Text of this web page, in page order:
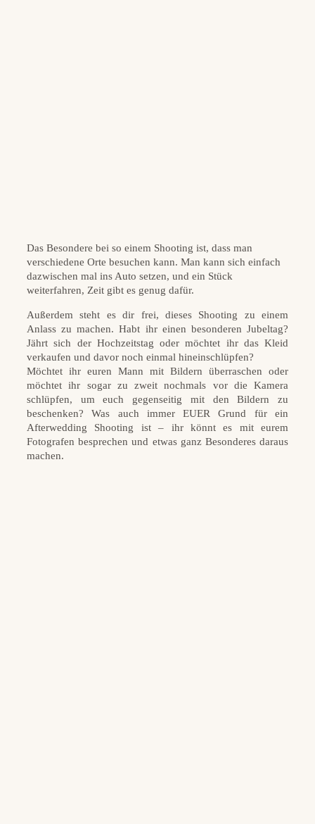
Das Besondere bei so einem Shooting ist, dass man
verschiedene Orte besuchen kann. Man kann sich einfach
dazwischen mal ins Auto setzen, und ein Stück
weiterfahren, Zeit gibt es genug dafür.
Außerdem steht es dir frei, dieses Shooting zu einem
Anlass zu machen. Habt ihr einen besonderen Jubeltag?
Jährt sich der Hochzeitstag oder möchtet ihr das Kleid
verkaufen und davor noch einmal hineinschlüpfen?
Möchtet ihr euren Mann mit Bildern überraschen oder
möchtet ihr sogar zu zweit nochmals vor die Kamera
schlüpfen, um euch gegenseitig mit den Bildern zu
beschenken? Was auch immer EUER Grund für ein
Afterwedding Shooting ist – ihr könnt es mit eurem
Fotografen besprechen und etwas ganz Besonderes daraus
machen.